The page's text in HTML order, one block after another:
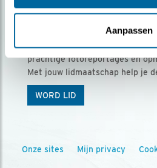
Aanpassen
Ontvang 5 x Vogels
Vogels is het tijdschrift voor
prachtige fotoreportages en
Met jouw lidmaatschap help je
WORD LID
Onze sites Mijn privacy